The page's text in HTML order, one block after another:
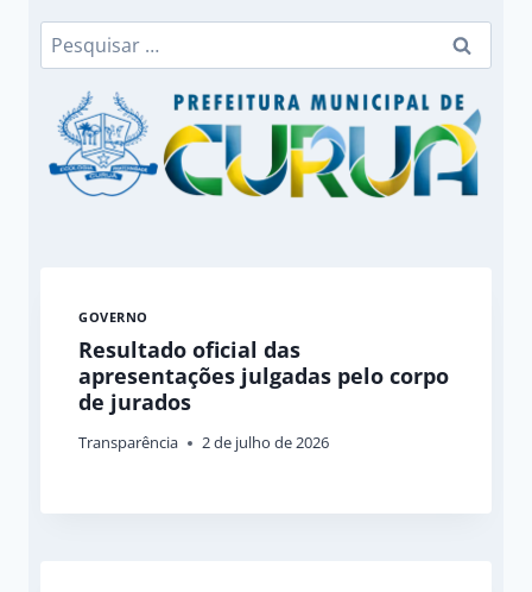
Pesquisar
por:
GOVERNO
Resultado oficial das
apresentações julgadas pelo corpo
de jurados
Transparência 2 de julho de 2026